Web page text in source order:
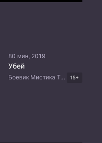
80 мин, 2019
Убей
Боевик Мистика Триллер Драма Корейские дорамы 15+